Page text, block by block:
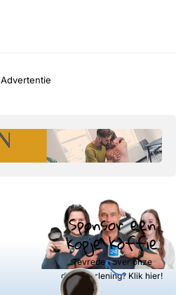
Advertentie
Sponsor een
kopje koffie
Tevreden over onze
dienstverlening? Klik hier!